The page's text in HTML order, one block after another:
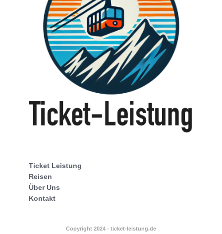
Ticket Leistung
Reisen
Über Uns
Kontakt
Copyright 2024 - ticket-leistung.de